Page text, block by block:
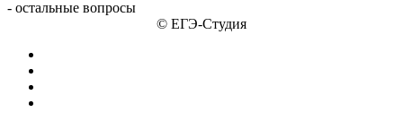
- остальные вопросы
© ЕГЭ-Студия